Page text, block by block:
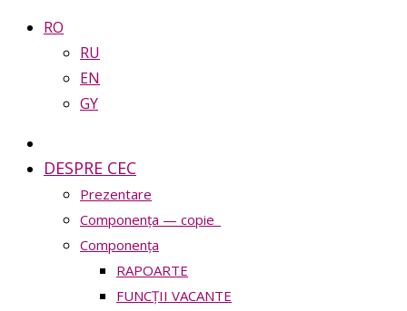
RO
RU
EN
GY
DESPRE CEC
Prezentare
Сomponența — copie_
Сomponența
RAPOARTE
FUNCȚII VACANTE